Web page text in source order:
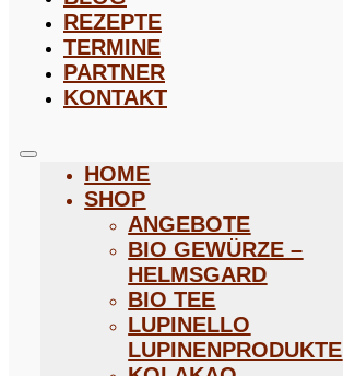
REZEPTE
TERMINE
PARTNER
KONTAKT
HOME
SHOP
ANGEBOTE
BIO GEWÜRZE –
HELMSGARD
BIO TEE
LUPINELLO
LUPINENPRODUKTE